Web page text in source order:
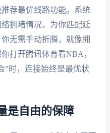
荐最优线路功能。系统
拥堵情况，为你匹配延
无需手动折腾，就像拥
打开腾讯体育看NBA，
”时，连接始终是最优状
是自由的保障